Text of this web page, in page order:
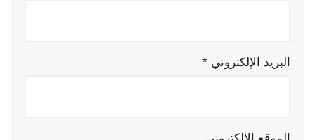
البريد الإلكتروني *